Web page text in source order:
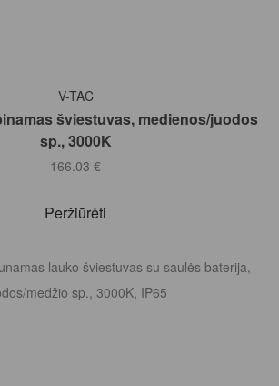
Į KREPŠELĮ
V-TAC
šviestuvas, medienos/juodos
sp., 3000K
166.03 €
Peržiūrėti